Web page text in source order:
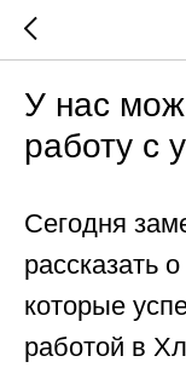
У нас
работу с
Сегодня
рассказать
которые
работой в